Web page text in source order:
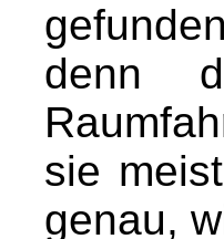
denn
sie
genau,